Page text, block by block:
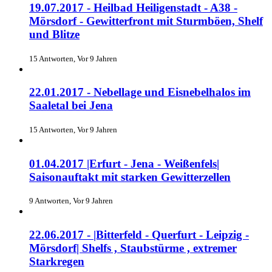
19.07.2017 - Heilbad Heiligenstadt - A38 -
Mörsdorf - Gewitterfront mit Sturmböen, Shelf
und Blitze
15 Antworten, Vor 9 Jahren
22.01.2017 - Nebellage und Eisnebelhalos im
Saaletal bei Jena
15 Antworten, Vor 9 Jahren
01.04.2017 |Erfurt - Jena - Weißenfels|
Saisonauftakt mit starken Gewitterzellen
9 Antworten, Vor 9 Jahren
22.06.2017 - |Bitterfeld - Querfurt - Leipzig -
Mörsdorf| Shelfs , Staubstürme , extremer
Starkregen